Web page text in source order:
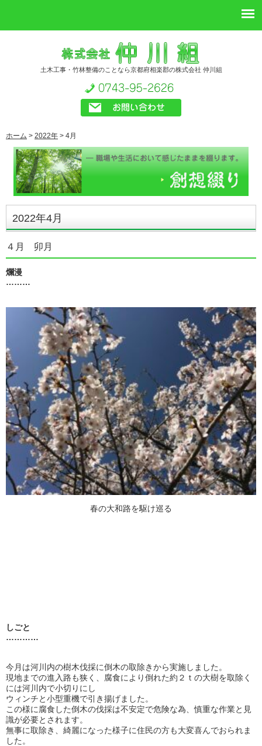
土木工事・竹林整備のことなら京都府相楽郡の株式会社 仲川組
ホーム > 2022年 > 4月
2022年4月
４月 卯月
爛漫
………
春の大和路を駆け巡る
しごと
…………
今月は河川内の樹木伐採に倒木の取除きから実施しました。
現地までの進入路も狭く、腐食により倒れた約２ｔの大樹を取除く
には河川内で小切りにし
ウィンチと小型重機で引き揚げました。
この様に腐食した倒木の伐採は不安定で危険な為、慎重な作業と見
識が必要とされます。
無事に取除き、綺麗になった様子に住民の方も大変喜んでおられま
した。